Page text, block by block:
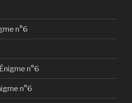
n°6
Énigme n°6
n°6